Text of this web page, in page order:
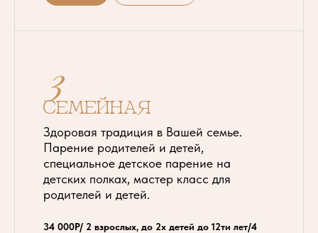
3
Семейная
Здоровая традиция в Вашей семье.
Парение родителей и детей,
специальное детское парение на
детских полках, мастер класс для
родителей и детей.
34 000Р/ 2 взрослых, до 2х детей до 12ти лет/4